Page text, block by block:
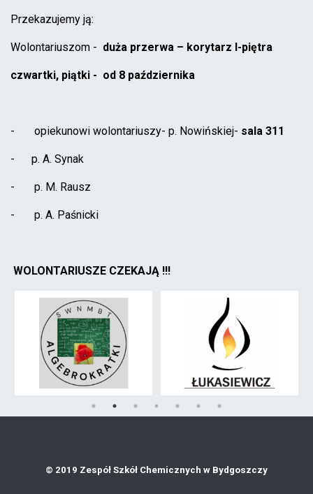
Przekazujemy ją:
Wolontariuszom - duża przerwa – korytarz I-piętra
czwartki, piątki - od 8 października
- opiekunowi wolontariuszy- p. Nowińskiej- sala 311
- p. A. Synak
- p. M. Rausz
- p. A. Paśnicki
WOLONTARIUSZE CZEKAJĄ !!!
© 2019 Zespół Szkół Chemicznych w Bydgoszczy